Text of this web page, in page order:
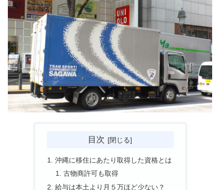
目次
沖縄に移住にあたり取得した資格とは
古物商許可も取得
給与は本土より月５万ほど少ない？